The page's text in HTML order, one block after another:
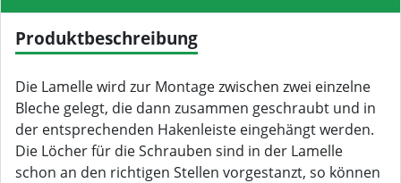
Produktbeschreibung
Die Lamelle wird zur Montage zwischen zwei einzelne
Bleche gelegt, die dann zusammen geschraubt und in
der entsprechenden Hakenleiste eingehängt werden.
Die Löcher für die Schrauben sind in der Lamelle
schon an den richtigen Stellen vorgestanzt, so können